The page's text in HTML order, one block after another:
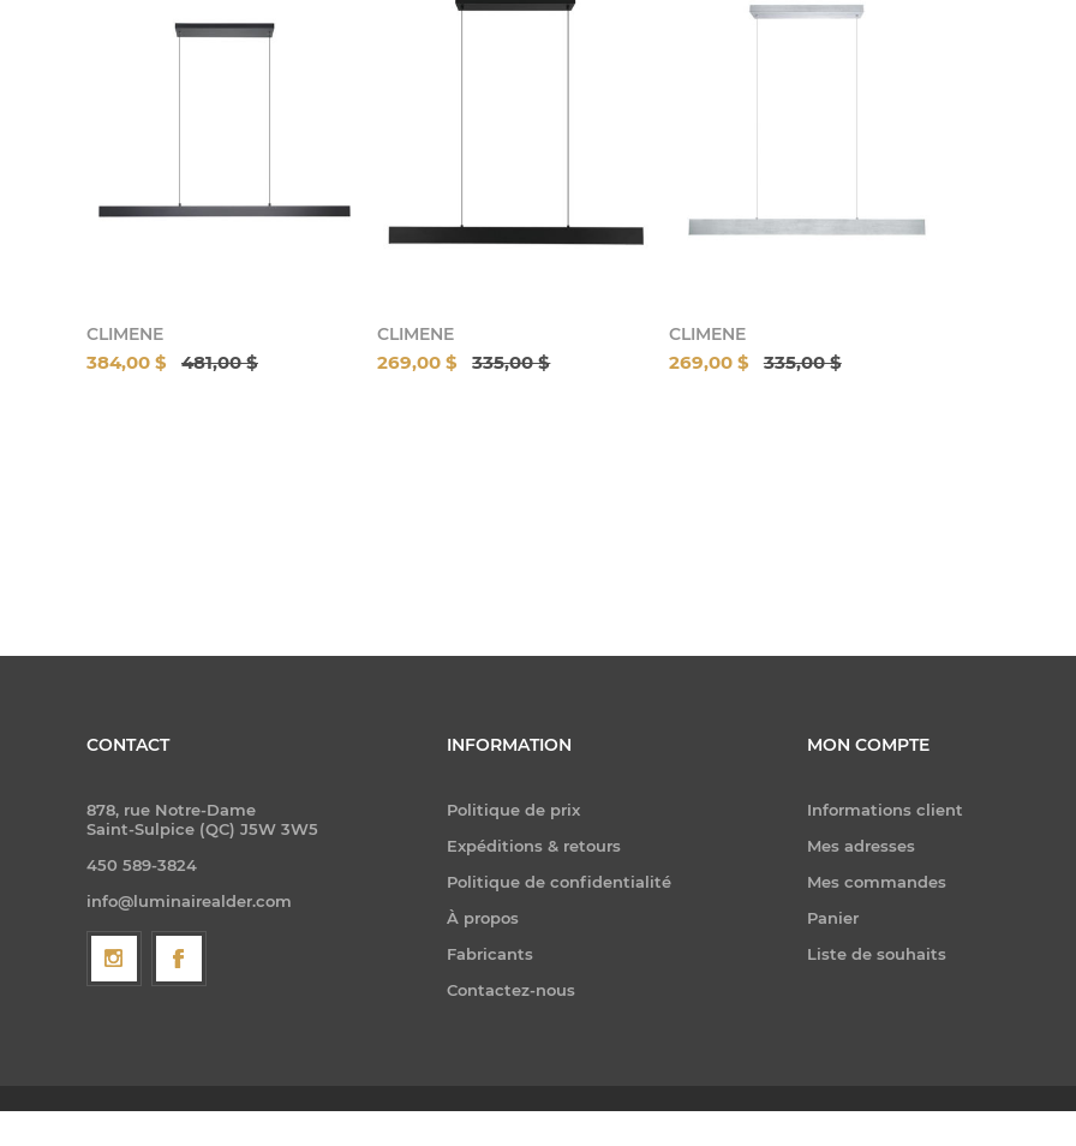
CLIMENE
384,00 $ 481,00 $
CLIMENE
269,00 $ 335,00 $
CLIMENE
269,00 $ 335,00 $
CONTACT
878, rue Notre-Dame
Saint-Sulpice (QC) J5W 3W5
450 589-3824
info@luminairealder.com
INFORMATION
Politique de prix
Expéditions & retours
Politique de confidentialité
À propos
Fabricants
Contactez-nous
MON COMPTE
Informations client
Mes adresses
Mes commandes
Panier
Liste de souhaits